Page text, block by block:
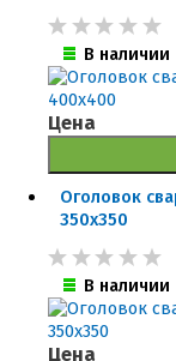
В наличии
Цена
Оголовок
350x350
В наличии
Цена